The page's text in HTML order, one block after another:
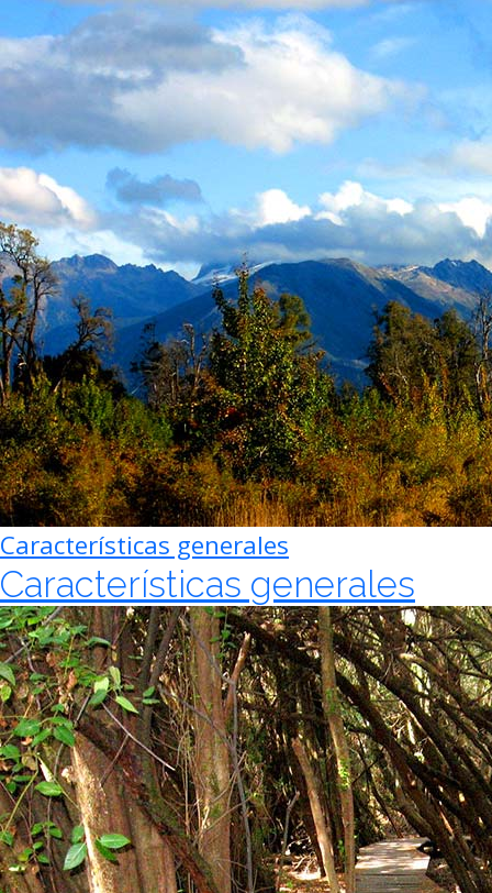
Características generales
Características generales